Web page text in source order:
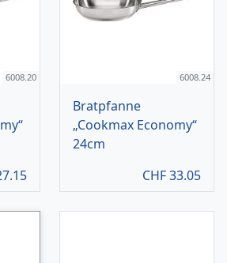
6008.20 6008.24
Bratpfanne
„Cookmax Economy“
24cm
CHF33.05